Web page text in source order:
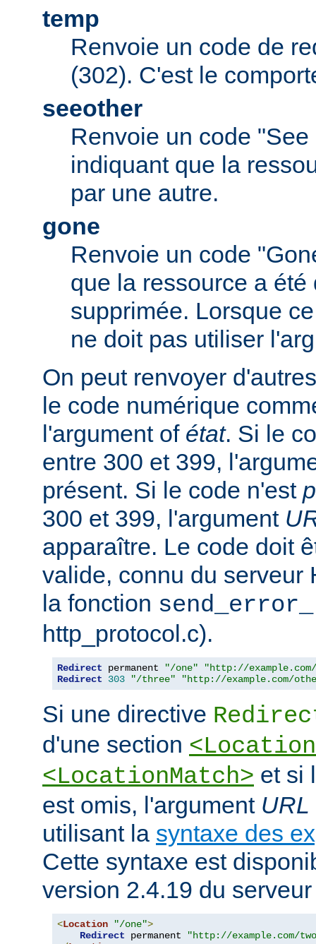
temp
Renvoie un code de
(302). C'est le
seeother
Renvoie un code
indiquant que la
par une autre.
gone
Renvoie un code
que la ressource a été
supprimée. Lorsque
ne doit pas utiliser
On peut renvoyer
le code numérique
l'argument of état. Si le
entre 300 et 399,
présent. Si le code n'est
300 et 399, l'argument
apparaître. Le code doit
valide, connu du serveur
la fonction
http_protocol.c).
Redirect permanent "/one"
"http://
Redirect
303 "/three" "http://example.com/
Si une directive
d'une section
<LocationMatch> et si
est omis, l'argument URL
utilisant la syntaxe des
Cette syntaxe est
version 2.4.19 du
<Location "/one">
Redirect permanent
"http://example.com/